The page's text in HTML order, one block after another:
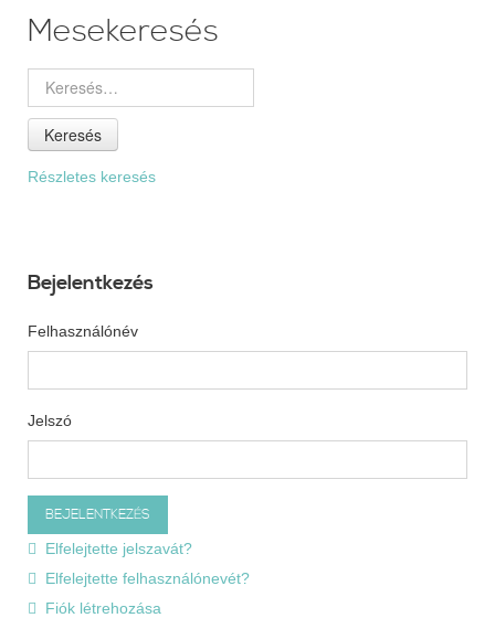
Mesekeresés
Keresés
Részletes keresés
Bejelentkezés
Felhasználónév
Jelszó
Elfelejtette jelszavát?
Elfelejtette felhasználónevét?
Fiók létrehozása